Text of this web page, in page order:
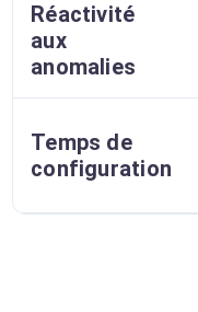
Réactivité
aux
anomalies
Temps de
configuration